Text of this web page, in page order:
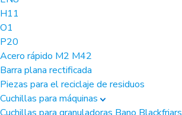
H11
O1
P20
Acero rápido M2 M42
Barra plana rectificada
Piezas para el reciclaje de residuos
Cuchillas para máquinas